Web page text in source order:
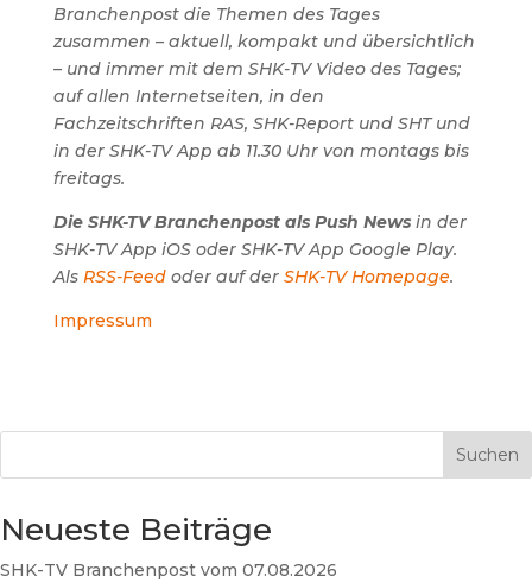
Branchenpost die Themen des Tages
zusammen – aktuell, kompakt und übersichtlich
– und immer mit dem SHK-TV Video des Tages;
auf allen Internetseiten, in den
Fachzeitschriften RAS, SHK-Report und SHT und
in der SHK-TV App ab 11.30 Uhr von montags bis
freitags.
Die SHK-TV Branchenpost als Push Newsin der
SHK-TV App iOS oder SHK-TV App Google Play.
Als RSS-Feedoder auf der SHK-TV Homepage.
Impressum
Suchen
Neueste Beiträge
SHK-TV Branchenpost vom 07.08.2026